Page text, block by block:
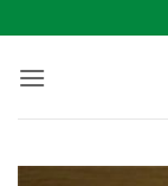
nội